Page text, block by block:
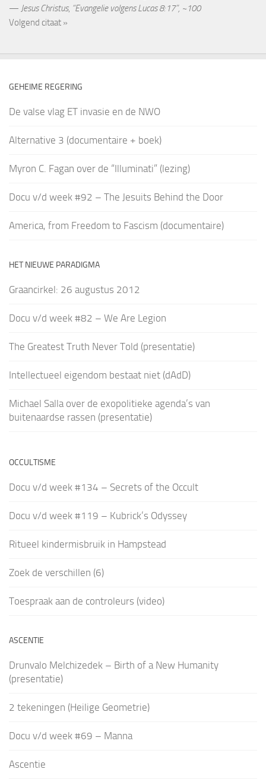
— Jesus Christus, “Evangelie volgens Lucas 8:17”, ~100
Volgend citaat »
GEHEIME REGERING
De valse vlag ET invasie en de NWO
Alternative 3 (documentaire + boek)
Myron C. Fagan over de “Illuminati” (lezing)
Docu v/d week #92 – The Jesuits Behind the Door
America, from Freedom to Fascism (documentaire)
HET NIEUWE PARADIGMA
Graancirkel: 26 augustus 2012
Docu v/d week #82 – We Are Legion
The Greatest Truth Never Told (presentatie)
Intellectueel eigendom bestaat niet (dAdD)
Michael Salla over de exopolitieke agenda’s van
buitenaardse rassen (presentatie)
OCCULTISME
Docu v/d week #134 – Secrets of the Occult
Docu v/d week #119 – Kubrick’s Odyssey
Ritueel kindermisbruik in Hampstead
Zoek de verschillen (6)
Toespraak aan de controleurs (video)
ASCENTIE
Drunvalo Melchizedek – Birth of a New Humanity
(presentatie)
2 tekeningen (Heilige Geometrie)
Docu v/d week #69 – Manna
Ascentie